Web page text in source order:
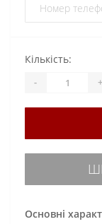
Основні
Кількість:
- +